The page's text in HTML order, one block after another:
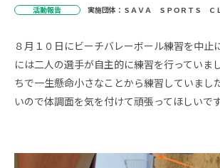
活動報告 実施団体：ＳＡＶＡ ＳＰＯＲＴＳ Ｃ
８月１０日にビーチバレーボール練習を中止
には二人の選手が自主的に練習を行っていま
ちで一生懸命小さなことから練習していまし
いので体調面を気を付けて頑張ってほしいで